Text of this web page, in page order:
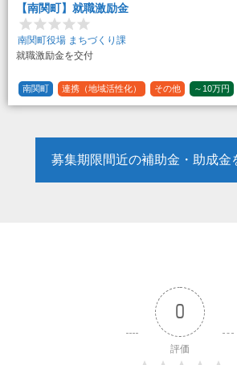
【南関町】就職激励金
南関町役場 まちづくり課
就職激励金を交付
南関町 連携（地域活性化） その他 ～10万円
募集期限間近の補助金・助成金
0
評価